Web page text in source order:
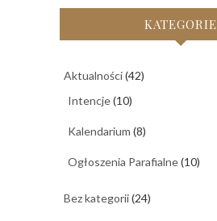
KATEGORIE
Aktualności(42)
Intencje(10)
Kalendarium (8)
Ogłoszenia Parafialne(10)
Bez kategorii(24)